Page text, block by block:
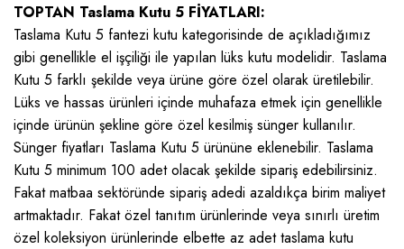
TOPTAN Taslama Kutu 5 FİYATLARI:
Taslama Kutu 5 fantezi kutu kategorisinde de açıkladığımız
gibi genellikle el işçiliği ile yapılan lüks kutu modelidir. Taslama
Kutu 5 farklı şekilde veya ürüne göre özel olarak üretilebilir.
Lüks ve hassas ürünleri içinde muhafaza etmek için genellikle
içinde ürünün şekline göre özel kesilmiş sünger kullanılır.
Sünger fiyatları Taslama Kutu 5 ürününe eklenebilir. Taslama
Kutu 5 minimum 100 adet olacak şekilde sipariş edebilirsiniz.
Fakat matbaa sektöründe sipariş adedi azaldıkça birim maliyet
artmaktadır. Fakat özel tanıtım ürünlerinde veya sınırlı üretim
özel koleksiyon ürünlerinde elbette az adet taslama kutu